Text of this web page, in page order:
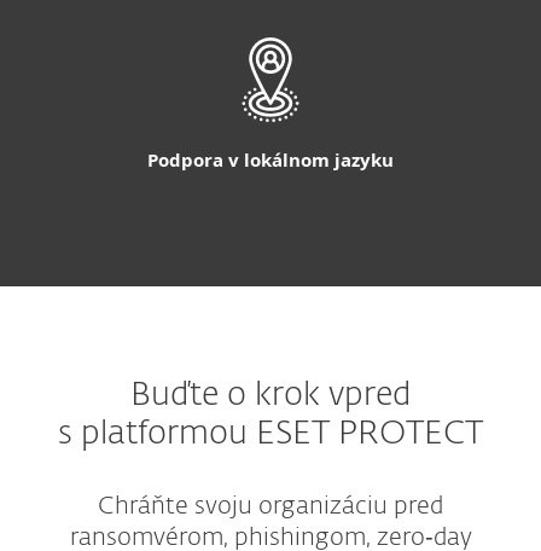
Podpora v lokálnom jazyku
Buďte o krok vpred
s platformou ESET PROTECT
Chráňte svoju organizáciu pred
ransomvérom, phishingom, zero‑day